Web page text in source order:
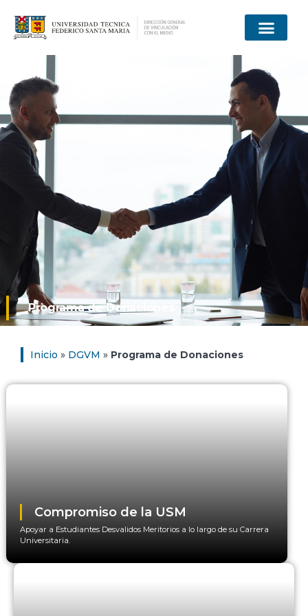
Programa de Donaciones
Inicio » DGVM » Programa de Donaciones
Compromiso de la USM
Apoyar a Estudiantes Desvalidos Meritorios a lo largo de su Carrera
Universitaria.